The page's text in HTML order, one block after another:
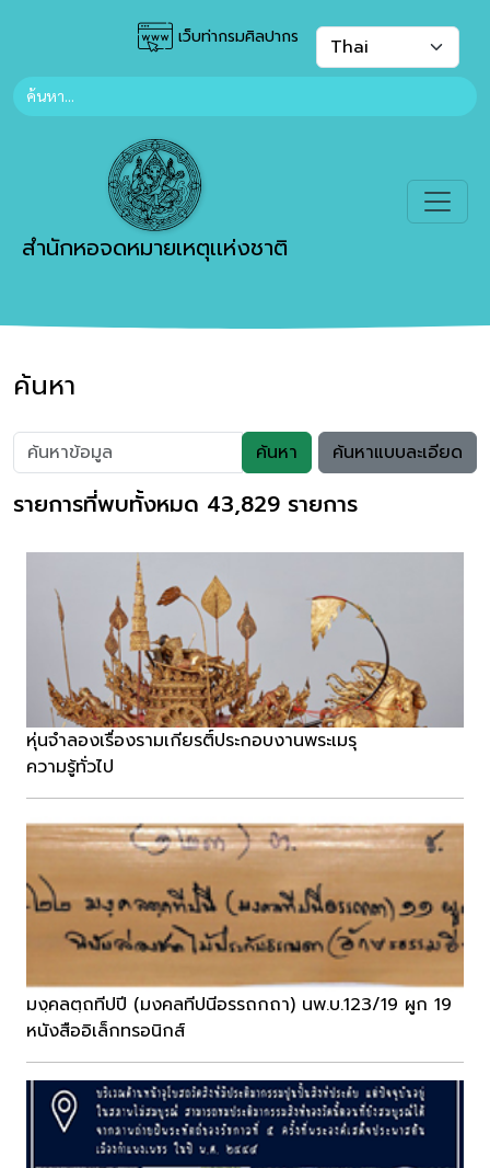
เว็บท่ากรมศิลปากร
สำนักหอจดหมายเหตุเเห่งชาติ
ค้นหา
ค้นหา ค้นหาแบบละเอียด
รายการที่พบทั้งหมด 43,829 รายการ
หุ่นจำลองเรื่องรามเกียรติ์ประกอบงานพระเมรุ
ความรู้ทั่วไป
มงฺคลตฺถทีปปี (มงคลทีปนีอรรถกถา) นพ.บ.123/19 ผูก 19
หนังสืออิเล็กทรอนิกส์